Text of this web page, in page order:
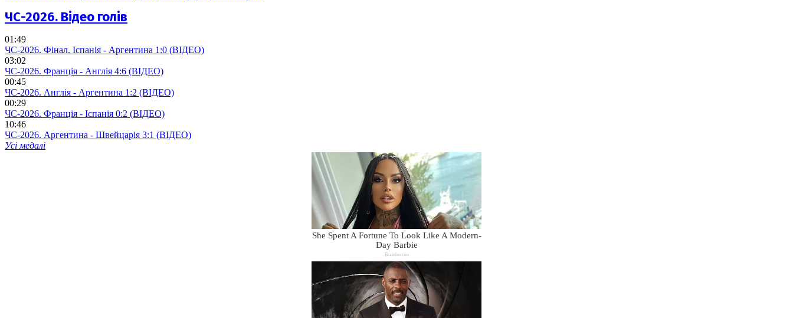
ЧС-2026. Відео голів
01:49
ЧС-2026. Фінал. Іспанія - Аргентина 1:0 (ВІДЕО)
03:02
ЧС-2026. Франція - Англія 4:6 (ВІДЕО)
00:45
ЧС-2026. Англія - Аргентина 1:2 (ВІДЕО)
00:29
ЧС-2026. Франція - Іспанія 0:2 (ВІДЕО)
10:46
ЧС-2026. Аргентина - Швейцарія 3:1 (ВІДЕО)
Усі медалі